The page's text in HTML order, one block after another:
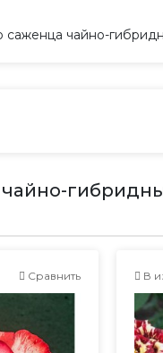
чайно-
Сравнить В